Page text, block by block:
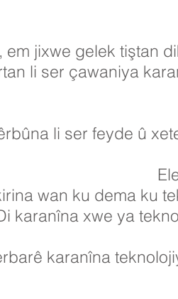
em jixwe gelek tiştan
li ser çawaniya
li ser feyde û
wan ku dema ku
karanîna xwe ya
karanîna